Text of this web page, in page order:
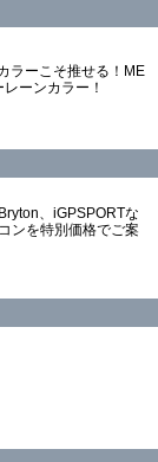
ラーこそ推せる！ME
ーンカラー！
、iGPSPORTな
ンを特別価格でご案